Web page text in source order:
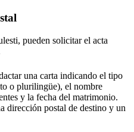
, pueden solicitar el acta
una carta indicando el tipo
o plurilingüe), el nombre
y la fecha del matrimonio.
dirección postal de destino y un